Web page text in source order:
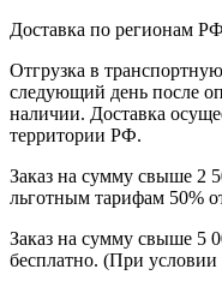
Доставка по регионам
Отгрузка в
следующий день после
наличии. Доставка
территории РФ.
Заказ на сумму свыше 2
льготным тарифам 50%
Заказ на сумму свыше 5
бесплатно. (При